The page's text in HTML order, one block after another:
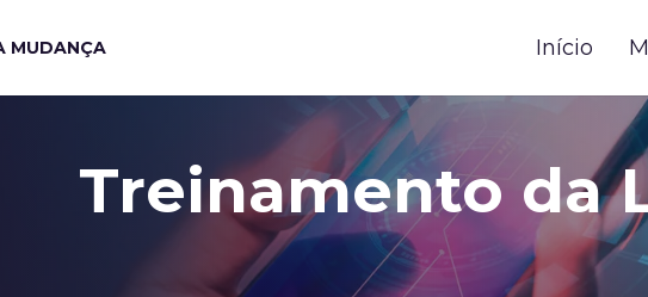
MUDANÇA Início
Treinamento da